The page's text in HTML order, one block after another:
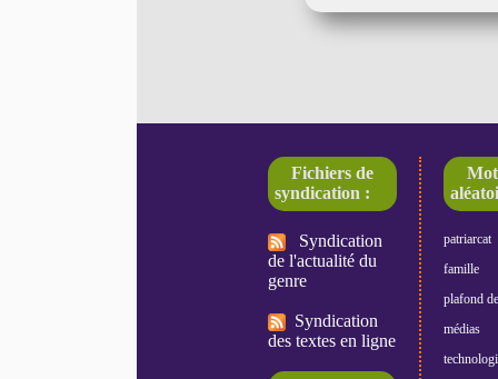
Fichiers de
syndication :
Syndication
de l'actualité du
genre
Syndication
des textes en ligne
patriarcat
famille
plafond
médias